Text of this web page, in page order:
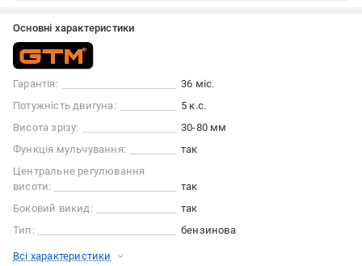
Основні характеристики
Гарантія:
36 міс.
Потужність двигуна:
5 к.с.
Висота зрізу:
30-80 мм
Функція мульчування:
так
Центральне регулювання
висоти:
так
Боковий викид:
так
Тип:
бензинова
Всі характеристики